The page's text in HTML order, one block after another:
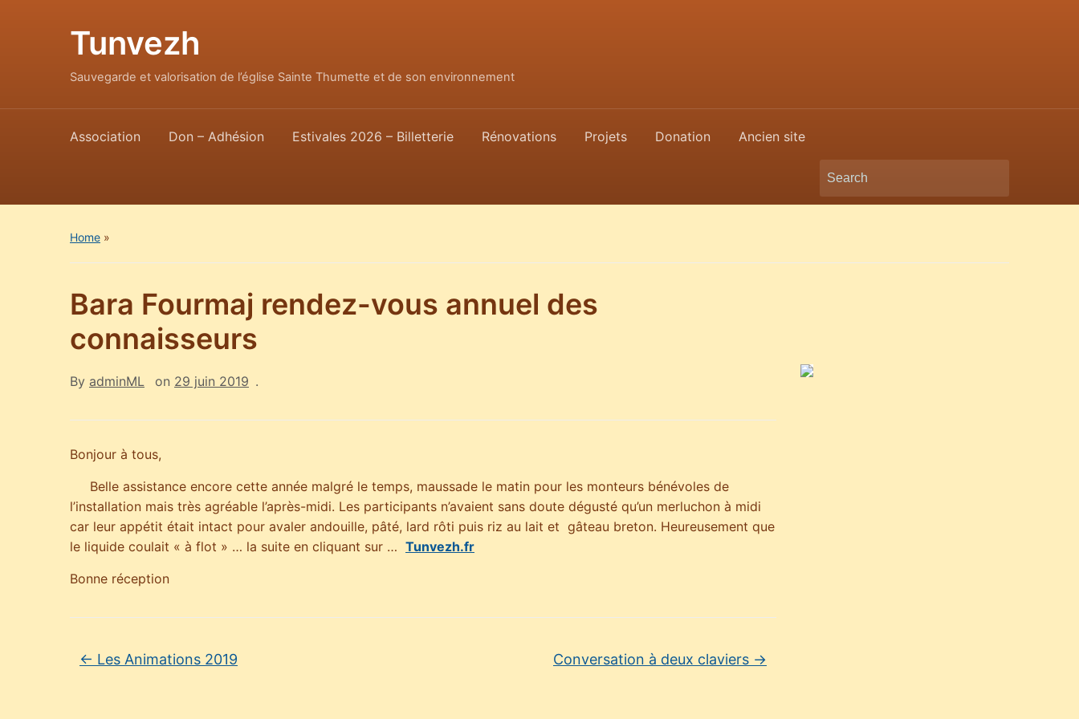
Tunvezh
Sauvegarde et valorisation de l’église Sainte Thumette et de son environnement
Association Don – Adhésion Estivales 2026 – Billetterie Rénovations Projets Donation Ancien site
Search
for:
Home »
Bara Fourmaj rendez-vous annuel des
connaisseurs
By adminML on 29 juin 2019 .
Bonjour à tous,
Belle assistance encore cette année malgré le temps, maussade le matin pour les monteurs bénévoles de
l’installation mais très agréable l’après-midi. Les participants n’avaient sans doute dégusté qu’un merluchon à midi
car leur appétit était intact pour avaler andouille, pâté, lard rôti puis riz au lait et gâteau breton. Heureusement que
le liquide coulait « à flot » … la suite en cliquant sur … Tunvezh.fr
Bonne réception
← Les Animations 2019 Conversation à deux claviers →